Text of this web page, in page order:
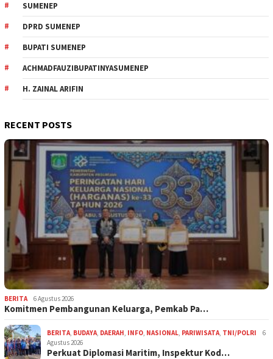
SUMENEP
DPRD SUMENEP
BUPATI SUMENEP
ACHMADFAUZIBUPATINYASUMENEP
H. ZAINAL ARIFIN
RECENT POSTS
BERITA 6 Agustus 2026
Komitmen Pembangunan Keluarga, Pemkab Pa…
BERITA BUDAYA DAERAH INFO NASIONAL PARIWISATA TNI/POLRI
6
Agustus 2026
Perkuat Diplomasi Maritim, Inspektur Kod…